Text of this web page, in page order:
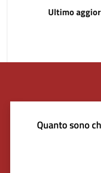
Ultimo
Quanto sono